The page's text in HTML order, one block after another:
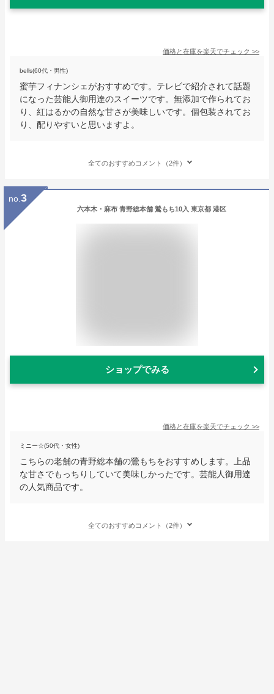
価格と在庫を楽天でチェック >>
bells(60代・男性)
蜜芋フィナンシェがおすすめです。テレビで紹介されて話題
になった芸能人御用達のスイーツです。無添加で作られてお
り、紅はるかの自然な甘さが美味しいです。個包装されてお
り、配りやすいと思いますよ。
全てのおすすめコメント（2件）
no. 3
六本木・麻布 青野総本舗 鶯もち10入 東京都 港区
ショップでみる
価格と在庫を楽天でチェック >>
ミニー☆(50代・女性)
こちらの老舗の青野総本舗の鶯もちをおすすめします。上品
な甘さでもっちりしていて美味しかったです。芸能人御用達
の人気商品です。
全てのおすすめコメント（2件）